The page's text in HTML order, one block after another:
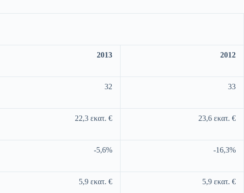
2013 2012
32 33
22,3 εκατ. € 23,6 εκατ. €
-5,6% -16,3%
5,9 εκατ. € 5,9 εκατ. €